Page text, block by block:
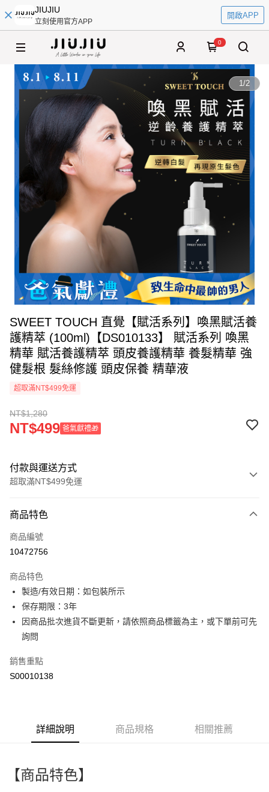
JIUJIU
立刻使用官方APP
開啟APP
0
1/2
SWEET TOUCH 直覺【賦活系列】喚黑賦活養
護精萃 (100ml)【DS010133】 賦活系列 喚黑
精華 賦活養護精萃 頭皮養護精華 養髮精華 強
健髮根 髮絲修護 頭皮保養 精華液
超取滿NT$499免運
NT$1,280
NT$499 爸氣獻禮🎁
付款與運送方式
超取滿NT$499免運
信用卡一次付款
超商取貨付款
Apple Pay
街口支付
ATM付款
運送方式
全家取貨付款
每筆NT$60，滿NT$499(含以上)免運費
每筆NT$60，滿NT$499(含以上)免運費
商品特色
商品編號
10472756
商品特色
製造/有效日期：如包裝所示
保存期限：3年
因商品批次進貨不斷更新，請依照商品標籤為主，或下單前可先
詢問
銷售重點
S00010138
詳細說明 商品規格 相關推薦
【商品特色】